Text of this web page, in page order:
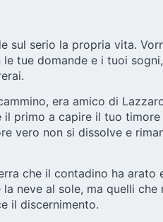
sul serio la propria vita.
tue domande e i tuoi
era amico di
primo a capire il tuo
vero non si dissolve e
che il contadino ha arato
neve al sole, ma quelli
il discernimento.